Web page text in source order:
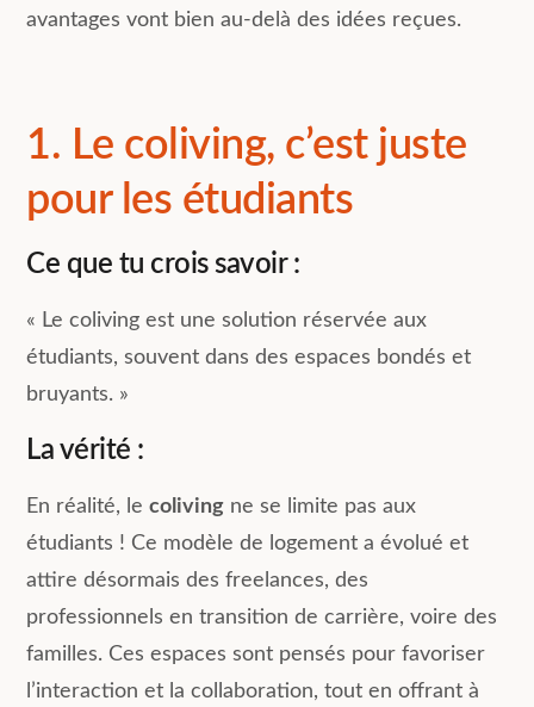
avantages vont bien au-delà des idées reçues.
1. Le coliving, c’est juste
pour les étudiants
Ce que tu crois savoir :
« Le coliving est une solution réservée aux
étudiants, souvent dans des espaces bondés et
bruyants. »
La vérité :
En réalité, lecoliving ne se limite pas aux
étudiants ! Ce modèle de logement a évolué et
attire désormais des freelances, des
professionnels en transition de carrière, voire des
familles. Ces espaces sont pensés pour favoriser
l’interaction et la collaboration, tout en offrant à